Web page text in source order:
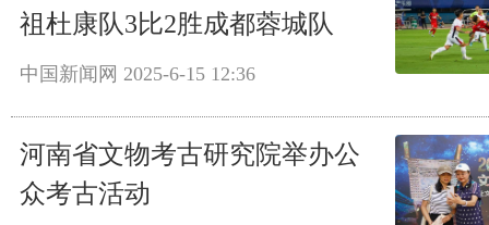
祖杜康队3比2胜成都蓉城队
中国新闻网 2025-6-15 12:36
河南省文物考古研究院举办公
众考古活动